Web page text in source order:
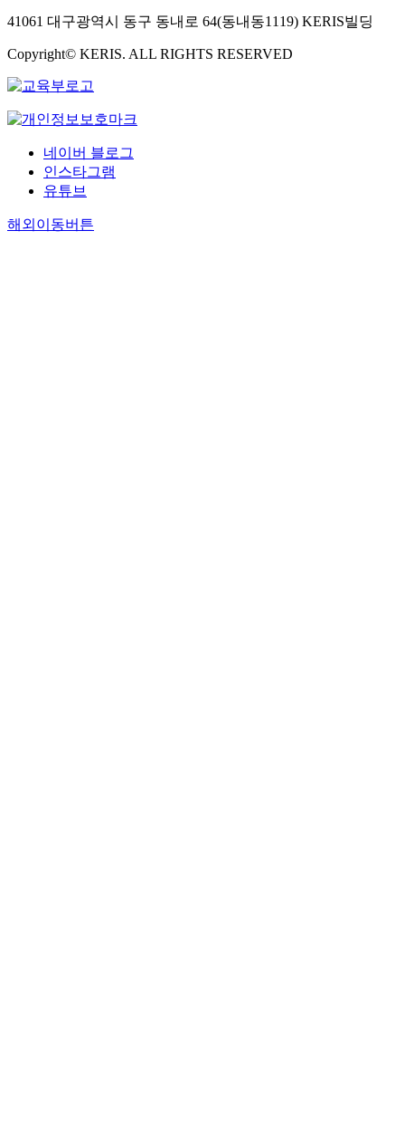
41061 대구광역시 동구 동내로 64(동내동1119) KERIS빌딩
Copyright© KERIS. ALL RIGHTS RESERVED
네이버 블로그
인스타그램
유튜브
해외이동버튼